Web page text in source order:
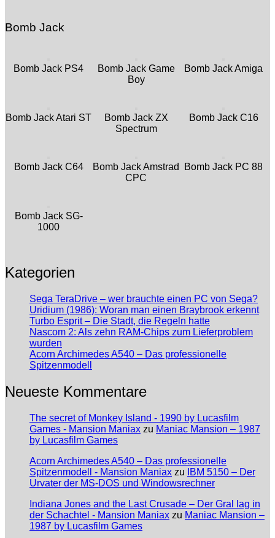
Bomb Jack
Bomb Jack PS4
Bomb Jack Game
Boy
Bomb Jack Amiga
Bomb Jack Atari ST
Bomb Jack ZX
Spectrum
Bomb Jack C16
Bomb Jack C64
Bomb Jack Amstrad
CPC
Bomb Jack PC 88
Bomb Jack SG-
1000
Kategorien
Sega TeraDrive – wer brauchte einen PC von Sega?
Uridium (1986): Woran man einen Braybrook erkennt
Turbo Esprit – Die Stadt, die Regeln hatte
Nascom 2: Als zehn RAM-Chips zum Lieferproblem
wurden
Acorn Archimedes A540 – Das professionelle
Spitzenmodell
Neueste Kommentare
The secret of Monkey Island - 1990 by Lucasfilm
Games - Mansion Maniax zu Maniac Mansion – 1987
by Lucasfilm Games
Acorn Archimedes A540 – Das professionelle
Spitzenmodell - Mansion Maniax zu
IBM 5150 – Der
Urvater der MS-DOS und Windowsrechner
Indiana Jones and the Last Crusade – Der Gral lag in
der Schachtel - Mansion Maniax zu Maniac Mansion –
1987 by Lucasfilm Games